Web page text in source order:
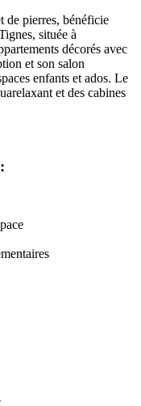
de pierres, bénéficie
située à
décorés avec
et son salon
enfants et ados. Le
et des cabines